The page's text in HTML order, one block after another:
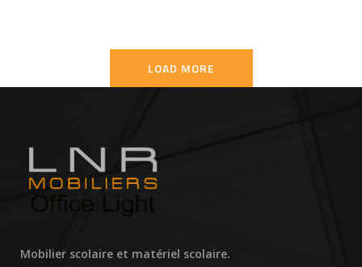
LOAD MORE
Mobilier scolaire et matériel scolaire.